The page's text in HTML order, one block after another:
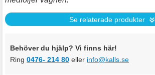
Se relaterade produkter
Behöver du hjälp? Vi finns här!
Ring 0476- 214 80 eller info@kalls.se